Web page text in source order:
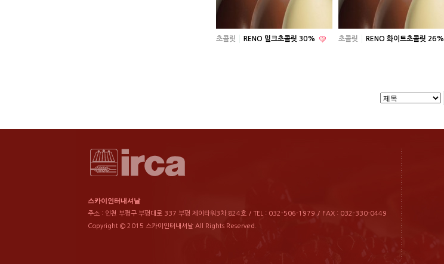
초콜릿 RENO 밀크초콜릿 30% 초콜릿 RENO 화이트초콜릿 26%
스카이인터내셔날
주소 : 인천 부평구 부평대로 337 부평 제이타워3차 824호 / TEL : 032-506-1979 / FAX : 032-330-0449
Copyright © 2015 스카이인터내셔날 All Rights Reserved.